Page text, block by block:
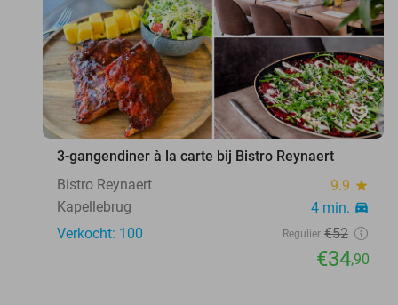
favorite_border
3-gangendiner à la carte bij Bistro Reynaert
Bistro Reynaert
9.9 star
Kapellebrug 4 min. directions_car
Verkocht: 100 Regulier €52
€34,90